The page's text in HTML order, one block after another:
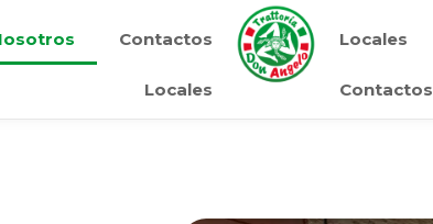
Contactos
Locales
Locales
Contactos